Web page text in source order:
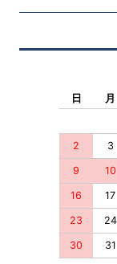
日 月
2 3
9 10
16 17
23 24
30 31